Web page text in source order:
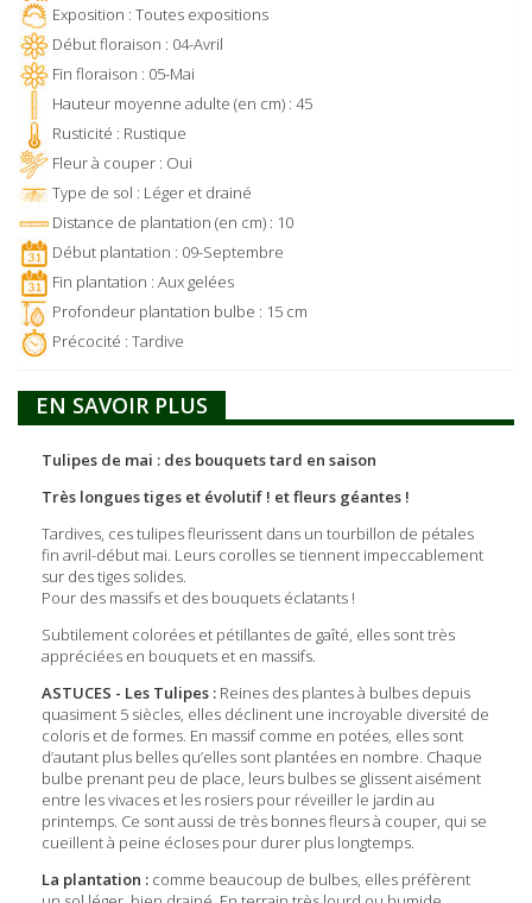
Exposition : Toutes expositions
Début floraison : 04-Avril
Fin floraison : 05-Mai
Hauteur moyenne adulte (en cm) : 45
Rusticité : Rustique
Fleur à couper : Oui
Type de sol : Léger et drainé
Distance de plantation (en cm) : 10
Début plantation : 09-Septembre
Fin plantation : Aux gelées
Profondeur plantation bulbe : 15 cm
Précocité : Tardive
EN SAVOIR PLUS
Tulipes de mai : des bouquets tard en saison
Très longues tiges et évolutif ! et fleurs géantes !
Tardives, ces tulipes fleurissent dans un tourbillon de pétales
fin avril-début mai. Leurs corolles se tiennent impeccablement
sur des tiges solides.
Pour des massifs et des bouquets éclatants !
Subtilement colorées et pétillantes de gaîté, elles sont très
appréciées en bouquets et en massifs.
ASTUCES - Les Tulipes : Reines des plantes à bulbes depuis
quasiment 5 siècles, elles déclinent une incroyable diversité de
coloris et de formes. En massif comme en potées, elles sont
d’autant plus belles qu’elles sont plantées en nombre. Chaque
bulbe prenant peu de place, leurs bulbes se glissent aisément
entre les vivaces et les rosiers pour réveiller le jardin au
printemps. Ce sont aussi de très bonnes fleurs à couper, qui se
cueillent à peine écloses pour durer plus longtemps.
La plantation : comme beaucoup de bulbes, elles préfèrent